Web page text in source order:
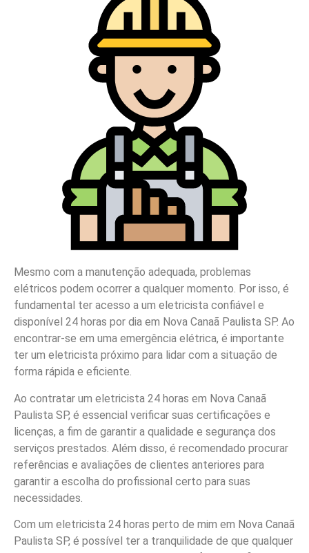
Mesmo com a manutenção adequada, problemas
elétricos podem ocorrer a qualquer momento. Por isso, é
fundamental ter acesso a um eletricista confiável e
disponível 24 horas por dia em Nova Canaã Paulista SP. Ao
encontrar-se em uma emergência elétrica, é importante
ter um eletricista próximo para lidar com a situação de
forma rápida e eficiente.
Ao contratar um eletricista 24 horas em Nova Canaã
Paulista SP, é essencial verificar suas certificações e
licenças, a fim de garantir a qualidade e segurança dos
serviços prestados. Além disso, é recomendado procurar
referências e avaliações de clientes anteriores para
garantir a escolha do profissional certo para suas
necessidades.
Com um eletricista 24 horas perto de mim em Nova Canaã
Paulista SP, é possível ter a tranquilidade de que qualquer